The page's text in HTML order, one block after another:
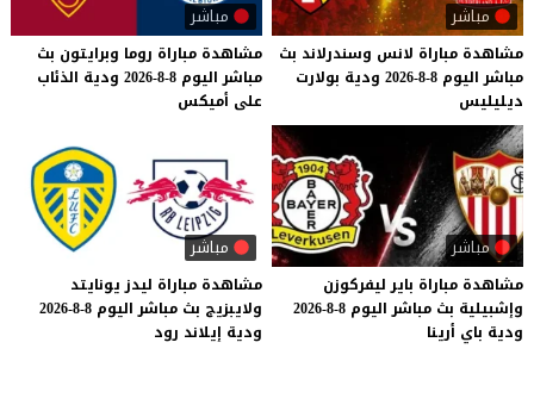
مباشر
مشاهدة مباراة لانس وسندرلاند بث
مباشر اليوم 8-8-2026 ودية بولارت
ديليليس
مباشر
مشاهدة مباراة روما وبرايتون بث
مباشر اليوم 8-8-2026 ودية الذئاب
على أميكس
مباشر
مشاهدة مباراة باير ليفركوزن
وإشبيلية بث مباشر اليوم 8-8-2026
ودية باي أرينا
مباشر
مشاهدة مباراة ليدز يونايتد
ولايبزيج بث مباشر اليوم 8-8-2026
ودية إيلاند رود